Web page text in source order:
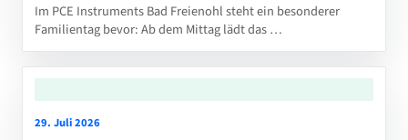
Im PCE Instruments Bad Freienohl steht ein besonderer
Familientag bevor: Ab dem Mittag lädt das …
29. Juli 2026